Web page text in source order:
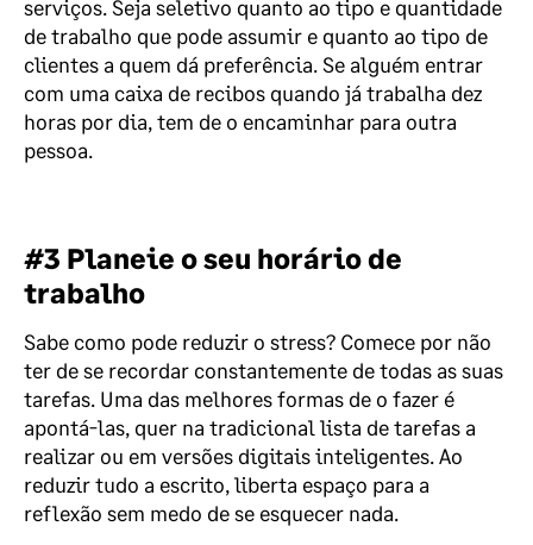
serviços. Seja seletivo quanto ao tipo e quantidade
de trabalho que pode assumir e quanto ao tipo de
clientes a quem dá preferência. Se alguém entrar
com uma caixa de recibos quando já trabalha dez
horas por dia, tem de o encaminhar para outra
pessoa.
#3 Planeie o seu horário de
trabalho
Sabe como pode reduzir o stress? Comece por não
ter de se recordar constantemente de todas as suas
tarefas. Uma das melhores formas de o fazer é
apontá-las, quer na tradicional lista de tarefas a
realizar ou em versões digitais inteligentes. Ao
reduzir tudo a escrito, liberta espaço para a
reflexão sem medo de se esquecer nada.